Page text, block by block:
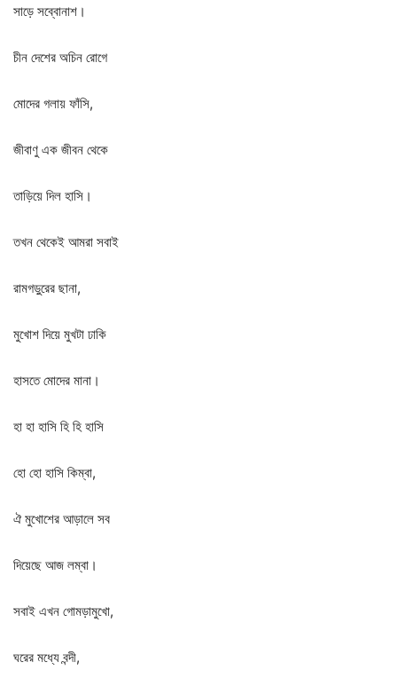
সাড়ে সব্বোনাশ।
চীন দেশের অচিন রোগে
মোদের গলায় ফাঁসি,
জীবাণু এক জীবন থেকে
তাড়িয়ে দিল হাসি।
তখন থেকেই আমরা সবাই
রামগড়ুরের ছানা,
মুখোশ দিয়ে মুখটা ঢাকি
হাসতে মোদের মানা।
হা হা হাসি হি হি হাসি
হো হো হাসি কিম্বা,
ঐ মুখোশের আড়ালে সব
দিয়েছে আজ লম্বা।
সবাই এখন গোমড়ামুখো,
ঘরের মধ্যে বন্দী,